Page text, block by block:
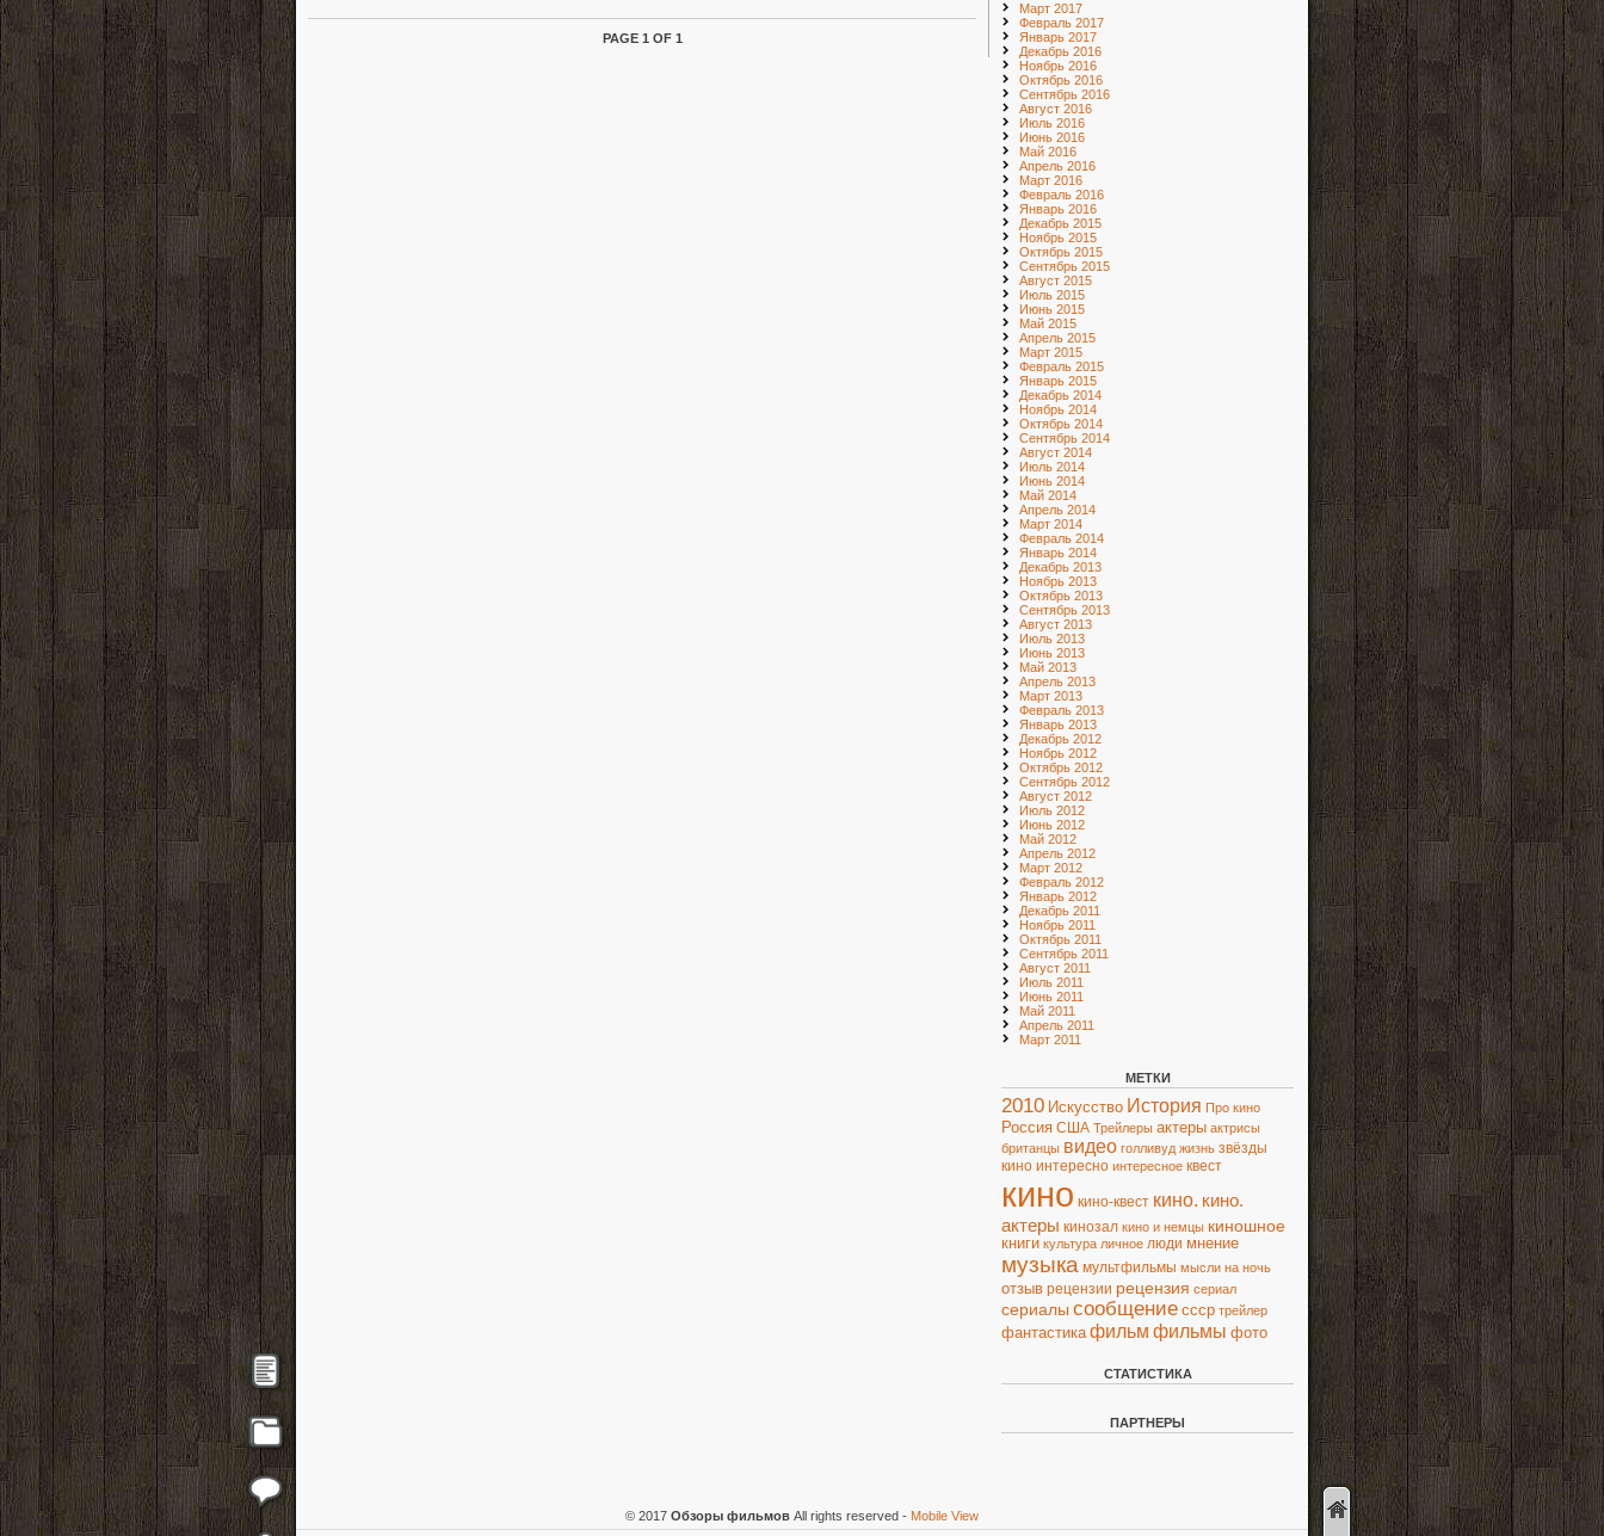
PAGE 1 OF 1
Март 2017
Февраль 2017
Январь 2017
Декабрь 2016
Ноябрь 2016
Октябрь 2016
Сентябрь 2016
Август 2016
Июль 2016
Июнь 2016
Май 2016
Апрель 2016
Март 2016
Февраль 2016
Январь 2016
Декабрь 2015
Ноябрь 2015
Октябрь 2015
Сентябрь 2015
Август 2015
Июль 2015
Июнь 2015
Май 2015
Апрель 2015
Март 2015
Февраль 2015
Январь 2015
Декабрь 2014
Ноябрь 2014
Октябрь 2014
Сентябрь 2014
Август 2014
Июль 2014
Июнь 2014
Май 2014
Апрель 2014
Март 2014
Февраль 2014
Январь 2014
Декабрь 2013
Ноябрь 2013
Октябрь 2013
Сентябрь 2013
Август 2013
Июль 2013
Июнь 2013
Май 2013
Апрель 2013
Март 2013
Февраль 2013
Январь 2013
Декабрь 2012
Ноябрь 2012
Октябрь 2012
Сентябрь 2012
Август 2012
Июль 2012
Июнь 2012
Май 2012
Апрель 2012
Март 2012
Февраль 2012
Январь 2012
Декабрь 2011
Ноябрь 2011
Октябрь 2011
Сентябрь 2011
Август 2011
Июль 2011
Июнь 2011
Май 2011
Апрель 2011
Март 2011
МЕТКИ
2010 Искусство История Про кино
Россия США Трейлеры актеры актрисы
британцы видео голливуд жизнь звёзды
кино интересно интересное квест
кино кино-квест кино. кино.
актеры кинозал кино и немцы киношное
книги культура личное люди мнение
музыка мультфильмы мысли на ночь
отзыв рецензии рецензия сериал
сериалы сообщение ссср трейлер
фантастика фильм фильмы фото
СТАТИСТИКА
ПАРТНЕРЫ
© 2017 Обзоры фильмов All rights reserved - Mobile View